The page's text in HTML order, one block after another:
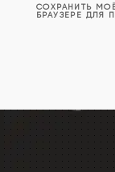
СОХРАНИТЬ
БРАУЗЕРЕ ДЛЯ